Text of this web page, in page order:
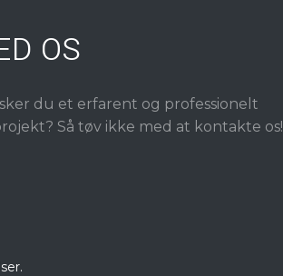
OS
du et erfarent og professionelt
Så tøv ikke med at kontakte os!